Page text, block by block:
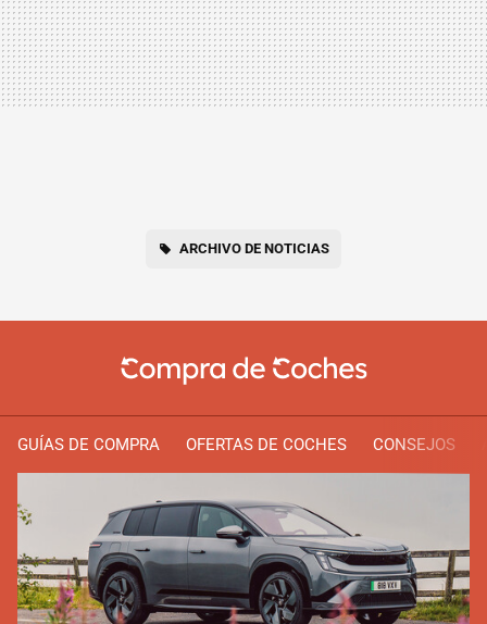
ARCHIVO DE NOTICIAS
GUÍAS DE COMPRA OFERTAS DE COCHES CONSEJOS